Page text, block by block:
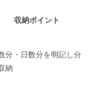
収納ポイント
分・日数分を明記し分
納